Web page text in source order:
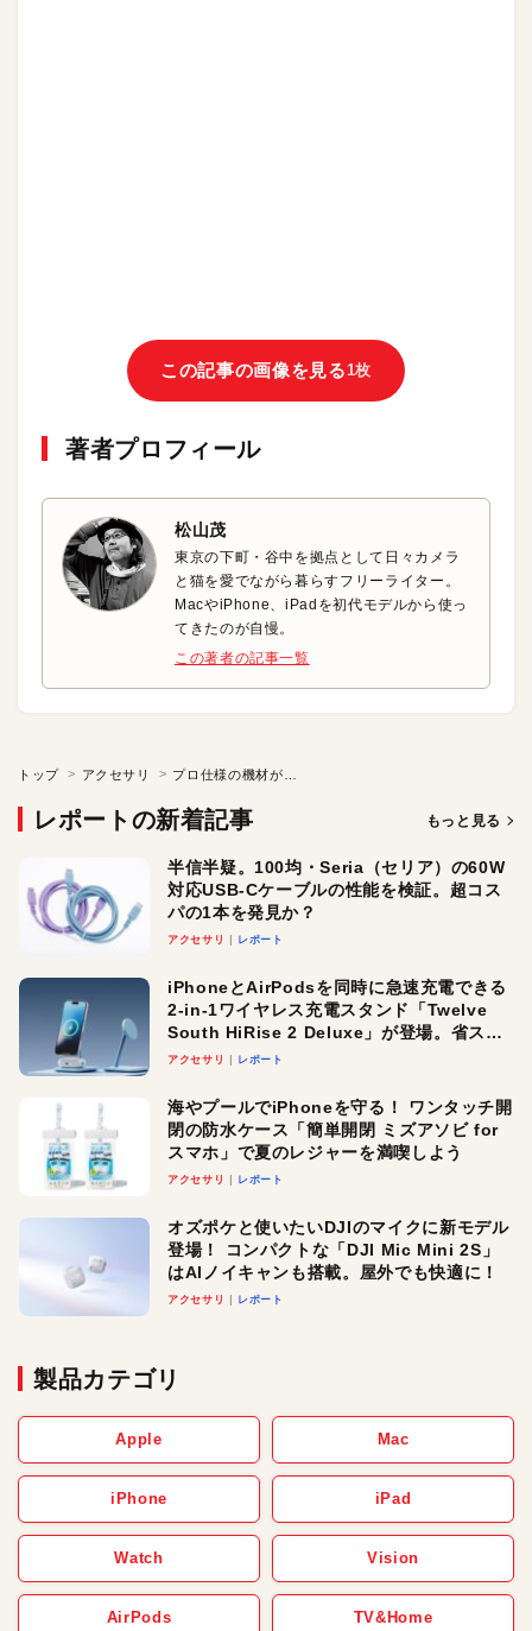
この記事の画像を見る1枚
著者プロフィール
松山茂
東京の下町・谷中を拠点として日々カメラ
と猫を愛でながら暮らすフリーライター。
MacやiPhone、iPadを初代モデルから使っ
てきたのが自慢。
この著者の記事一覧
トップ アクセサリ
レポートの新着記事 もっと見る
半信半疑。100均・Seria（セリア）の60W
対応USB-Cケーブルの性能を検証。超コス
パの1本を発見か？
アクセサリ レポート
iPhoneとAirPodsを同時に急速充電できる
2-in-1ワイヤレス充電スタンド「Twelve
South HiRise 2 Deluxe」が登場。省スペ
ースでおしゃれに充電したい人にオスス
アクセサリ レポート
海やプールでiPhoneを守る！ ワンタッチ開
閉の防水ケース「簡単開閉 ミズアソビ for
スマホ」で夏のレジャーを満喫しよう
アクセサリ レポート
オズポケと使いたいDJIのマイクに新モデル
登場！ コンパクトな「DJI Mic Mini 2S」
はAIノイキャンも搭載。屋外でも快適に！
アクセサリ レポート
製品カテゴリ
Apple Mac
iPhone iPad
Watch Vision
AirPods TV&Home